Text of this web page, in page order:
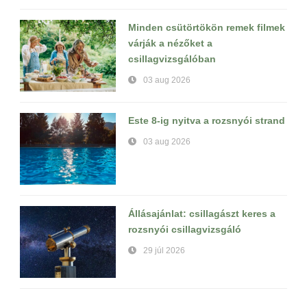
Minden csütörtökön remek filmek
várják a nézőket a
csillagvizsgálóban
03 aug 2026
Este 8-ig nyitva a rozsnyói strand
03 aug 2026
Állásajánlat: csillagászt keres a
rozsnyói csillagvizsgáló
29 júl 2026